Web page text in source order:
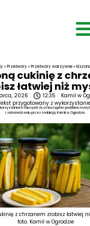
»Przetwory»Przetwory warzywne»
cukinię z
łatwiej niż
2026 12:35
Kamil w
przygotowany z
narzędzi AI, a następnie poddano
i zatwierdzeniu przez redakcję Kamil w Ogrodzie.
z chrzanem zrobisz łatwiej
foto. Kamil w Ogrodzie